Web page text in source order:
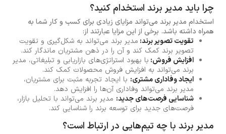
چرا باید مدیر برند استخدام کنید؟
استخدام مدیر برند می‌تواند مزایای زیادی برای کسب و کار شما به
همراه داشته باشد. برخی از این مزایا عبارتند از:
تقویت تصویر برند: مدیر برند می‌تواند به شکل‌گیری و تقویت
تصویر برند کمک کند و آن را در ذهن مشتریان ماندگار کند.
افزایش فروش: با بهبود استراتژی‌های بازاریابی و تبلیغاتی، مدیر
برند می‌تواند به افزایش فروش محصولات کمک کند.
ایجاد وفاداری مشتری: با ایجاد تجربه مثبت برای مشتریان،
مدیر برند می‌تواند وفاداری آن‌ها را افزایش دهد.
شناسایی فرصت‌های جدید: مدیر برند می‌تواند با تحلیل بازار،
فرصت‌های جدید برای توسعه برند را شناسایی کند.
مدیر برند با چه تیم‌هایی در ارتباط است؟